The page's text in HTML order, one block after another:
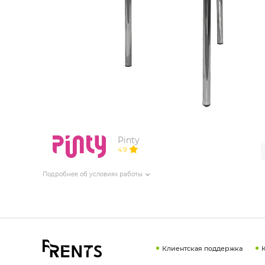
ИЗДЕЛИЯ ДЛЯ КОМФОРТА
ТЕХНИЧЕСКОЕ ОБОРУДОВАНИЕ
Pinty
4.9
Подробнее об условиях работы
Клиентская поддержка